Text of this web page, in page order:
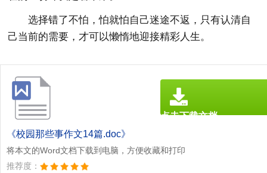
选择错了不怕，怕就怕自己迷途不返，只有认清自
己当前的需要，才可以懒惰地迎接精彩人生。
《校园那些事作文14篇.doc》
将本文的Word文档下载到电脑，方便收藏和打印
推荐度：
点击下载文档